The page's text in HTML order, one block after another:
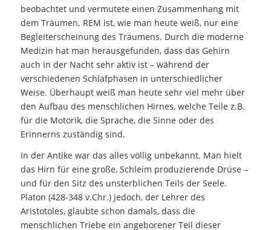
beobachtet und vermutete einen Zusammenhang mit
dem Träumen. REM ist, wie man heute weiß, nur eine
Begleiterscheinung des Träumens. Durch die moderne
Medizin hat man herausgefunden, dass das Gehirn
auch in der Nacht sehr aktiv ist – während der
verschiedenen Schlafphasen in unterschiedlicher
Weise. Überhaupt weiß man heute sehr viel mehr über
den Aufbau des menschlichen Hirnes, welche Teile z.B.
für die Motorik, die Sprache, die Sinne oder des
Erinnerns zuständig sind.
In der Antike war das alles völlig unbekannt. Man hielt
das Hirn für eine große, Schleim produzierende Drüse –
und für den Sitz des unsterblichen Teils der Seele.
Platon (428-348 v.Chr.) jedoch, der Lehrer des
Aristotoles, glaubte schon damals, dass die
menschlichen Triebe ein angeborener Teil dieser